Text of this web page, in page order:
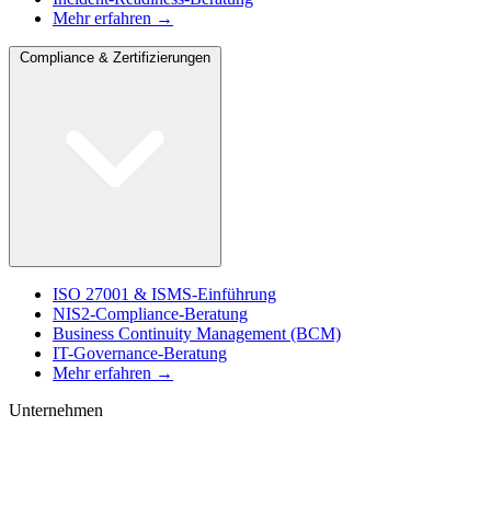
Mehr erfahren →
ISO 27001 & ISMS-Einführung
NIS2-Compliance-Beratung
Business Continuity Management (BCM)
IT-Governance-Beratung
Mehr erfahren →
Unternehmen